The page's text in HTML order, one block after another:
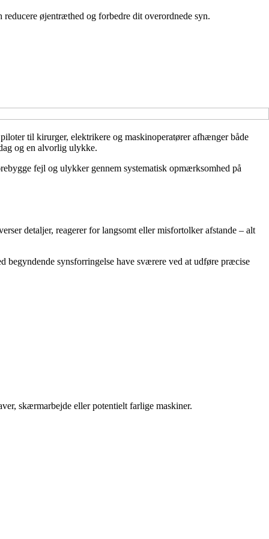
øjentræthed og forbedre dit overordnede syn.
til kirurger, elektrikere og maskinoperatører afhænger både
og en alvorlig ulykke.
fejl og ulykker gennem systematisk opmærksomhed på
detaljer, reagerer for langsomt eller misfortolker afstande – alt
begyndende synsforringelse have sværere ved at udføre præcise
skærmarbejde eller potentielt farlige maskiner.